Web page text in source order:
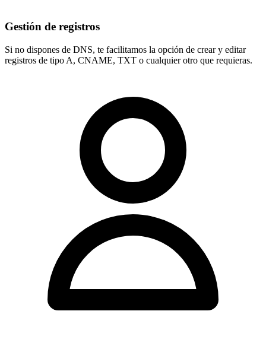
Gestión de registros
Si no dispones de DNS, te facilitamos la opción de crear y editar
registros de tipo A, CNAME, TXT o cualquier otro que requieras.